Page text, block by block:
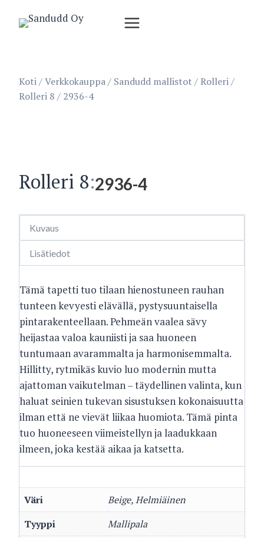
sisältöön
Koti/Verkkokauppa/ Sandudd mallistot /Rolleri/
Rolleri 8 / 2936-4
Rolleri 8:2936-4
Kuvaus
Lisätiedot
Tämä tapetti tuo tilaan hienostuneen rauhan
tunteen kevyesti elävällä, pystysuuntaisella
pintarakenteellaan. Pehmeän vaalea sävy
heijastaa valoa kauniisti ja saa huoneen
tuntumaan avarammalta ja harmonisemmalta.
Hillitty, rytmikäs kuvio luo modernin mutta
ajattoman vaikutelman – täydellinen valinta, kun
haluat seinien tukevan sisustuksen kokonaisuutta
ilman että ne vievät liikaa huomiota. Tämä pinta
tuo huoneeseen viimeistellyn ja laadukkaan
ilmeen, joka kestää aikaa ja katsetta.
Väri
Beige, Helmiäinen
Tyyppi
Mallipala